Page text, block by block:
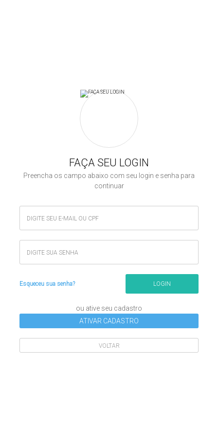
FAÇA SEU LOGIN
Preencha os campo abaixo com seu login e senha para
continuar
DIGITE SEU E-MAIL OU CPF
DIGITE SUA SENHA
Esqueceu sua senha? LOGIN
ou ative seu cadastro
ATIVAR CADASTRO
VOLTAR